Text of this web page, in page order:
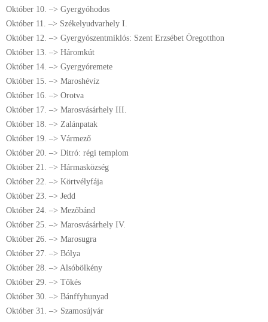
Október 10. –> Gyergyóhodos
Október 11. –> Székelyudvarhely I.
Október 12. –> Gyergyószentmiklós: Szent Erzsébet Öregotthon
Október 13. –> Háromkút
Október 14. –> Gyergyóremete
Október 15. –> Maroshévíz
Október 16. –> Orotva
Október 17. –> Marosvásárhely III.
Október 18. –> Zalánpatak
Október 19. –> Vármező
Október 20. –> Ditró: régi templom
Október 21. –> Hármasközség
Október 22. –> Körtvélyfája
Október 23. –> Jedd
Október 24. –> Mezőbánd
Október 25. –> Marosvásárhely IV.
Október 26. –> Marosugra
Október 27. –> Bólya
Október 28. –> Alsóbölkény
Október 29. –> Tőkés
Október 30. –> Bánffyhunyad
Október 31. –> Szamosújvár